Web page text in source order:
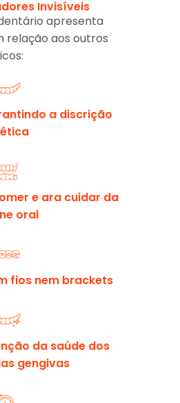
Invisíveis
apresenta
relação aos outros
a discrição
e ara cuidar da
oral
fios nem brackets
da saúde dos
gengivas